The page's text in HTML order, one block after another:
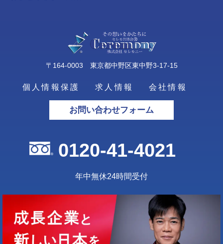
〒164-0003 東京都中野区東中野3-17-15
個人情報保護 求人情報 会社情報
お問い合わせフォーム
0120-41-4021
年中無休24時間受付